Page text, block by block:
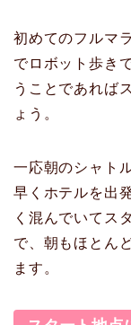
初めてのフルマ
でロボット歩き
うことであれば
ょう。
一応朝のシャト
早くホテルを出
く混んでいてス
で、朝もほとん
ます。